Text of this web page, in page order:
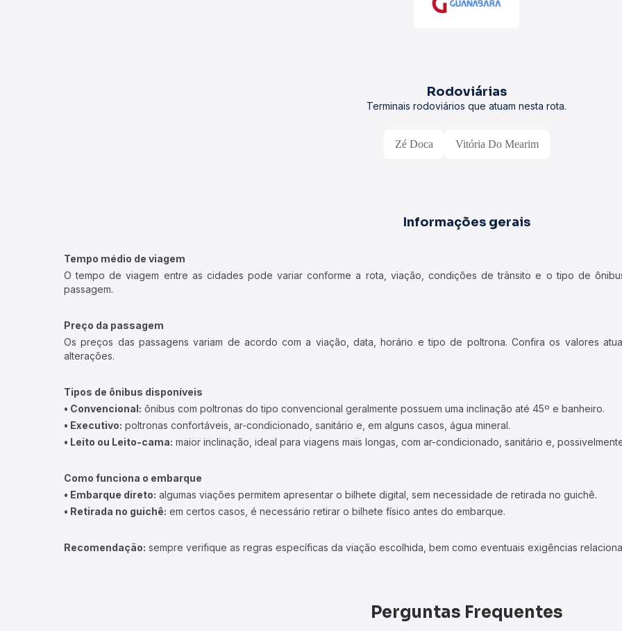
Rodoviárias
Terminais rodoviários que atuam nesta rota.
Zé Doca Vitória Do Mearim
Informações gerais
Tempo médio de viagem
O tempo de viagem entre as cidades pode variar conforme a rota, viação, condições de trânsito e o tipo de
passagem.
Preço da passagem
Os preços das passagens variam de acordo com a viação, data, horário e tipo de poltrona. Confira os valores
alterações.
Tipos de ônibus disponíveis
• Convencional: ônibus com poltronas do tipo convencional geralmente possuem uma inclinação até 45º e banheiro.
• Executivo: poltronas confortáveis, ar-condicionado, sanitário e, em alguns casos, água mineral.
• Leito ou Leito-cama: maior inclinação, ideal para viagens mais longas, com ar-condicionado, sanitário e,
Como funciona o embarque
• Embarque direto: algumas viações permitem apresentar o bilhete digital, sem necessidade de retirada no guichê.
• Retirada no guichê: em certos casos, é necessário retirar o bilhete físico antes do embarque.
Recomendação: sempre verifique as regras específicas da viação escolhida, bem como eventuais exigências
Perguntas Frequentes